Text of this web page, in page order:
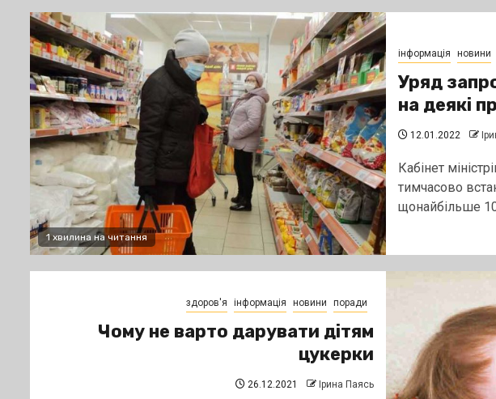
1 хвилина на читання
інформація новини
Уряд
на деякі
12.01.2022
Кабінет
тимчасово
щонайбільше
здоров'я інформація новини поради
Чому не варто дарувати дітям
цукерки
26.12.2021 Ірина Паясь